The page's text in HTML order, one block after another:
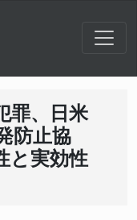
罪、日米
防止協
と実効性